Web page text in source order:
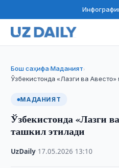
Бош саҳифа›Маданият›
Ўзбекистонда «Лазги ва
МАДАНИЯТ
Ўзбекистонда «Лазги
ташкил этилади
UzDaily 17.05.2026 13:10